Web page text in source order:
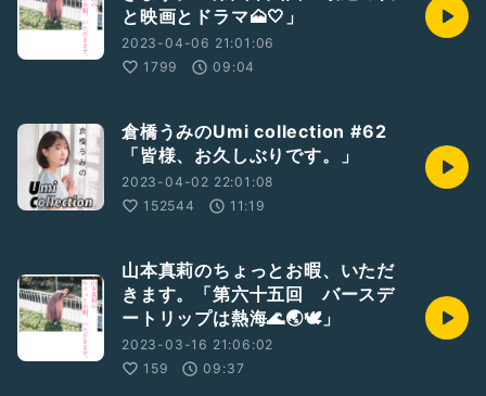
と映画とドラマ🗻🤍」
2023-04-06 21:01:06
1799
09:04
倉橋うみのUmi collection #62
「皆様、お久しぶりです。」
2023-04-02 22:01:08
152544
11:19
山本真莉のちょっとお暇、いただ
きます。「第六十五回 バースデ
ートリップは熱海🌊🌏🕊」
2023-03-16 21:06:02
159
09:37